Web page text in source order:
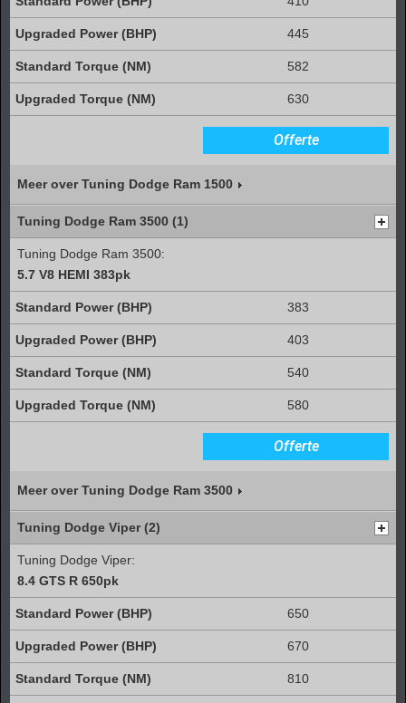
445
582
630
Offerte
Meer over Tuning Dodge Ram 1500
Tuning Dodge Ram 3500 (1)
Tuning Dodge Ram 3500:
5.7 V8 HEMI 383pk
383
403
540
580
Offerte
Meer over Tuning Dodge Ram 3500
Tuning Dodge Viper (2)
Tuning Dodge Viper:
8.4 GTS R 650pk
650
670
810